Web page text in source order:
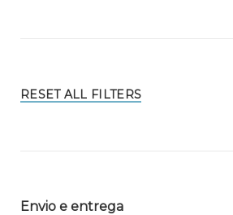
RESET ALL FILTERS
Envio e entrega